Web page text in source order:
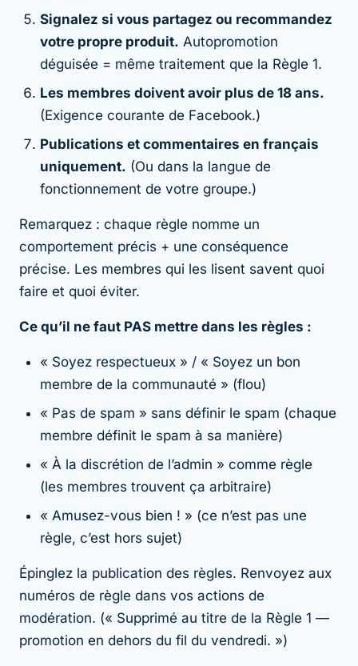
Signalez si vous partagez ou recommandez
votre propre produit. Autopromotion
déguisée = même traitement que la Règle 1.
Les membres doivent avoir plus de 18 ans.
(Exigence courante de Facebook.)
Publications et commentaires en français
uniquement. (Ou dans la langue de
fonctionnement de votre groupe.)
Remarquez : chaque règle nomme un
comportement précis + une conséquence
précise. Les membres qui les lisent savent quoi
faire et quoi éviter.
Ce qu’il ne faut PAS mettre dans les règles :
« Soyez respectueux » / « Soyez un bon
membre de la communauté » (flou)
« Pas de spam » sans définir le spam (chaque
membre définit le spam à sa manière)
« À la discrétion de l’admin » comme règle
(les membres trouvent ça arbitraire)
« Amusez-vous bien ! » (ce n’est pas une
règle, c’est hors sujet)
Épinglez la publication des règles. Renvoyez aux
numéros de règle dans vos actions de
modération. (« Supprimé au titre de la Règle 1 —
promotion en dehors du fil du vendredi. »)